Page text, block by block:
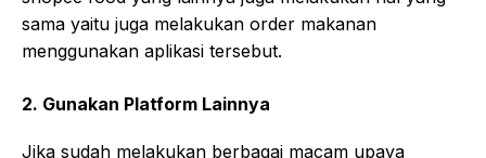
sama yaitu juga melakukan order makanan
menggunakan aplikasi tersebut.
2. Gunakan Platform Lainnya
Jika sudah melakukan berbagai macam upaya